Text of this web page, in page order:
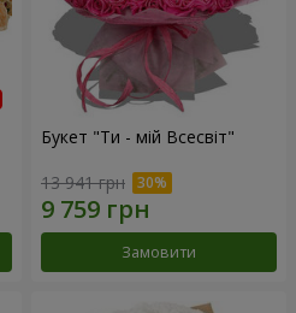
Букет "Ти - мій Всесвіт"
13 941 грн
Замовити